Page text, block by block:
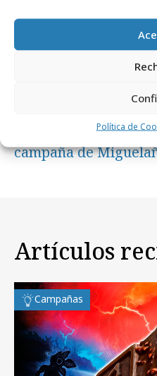
Política de
Vicente del Bosque
campaña de
Artículos
Campañas